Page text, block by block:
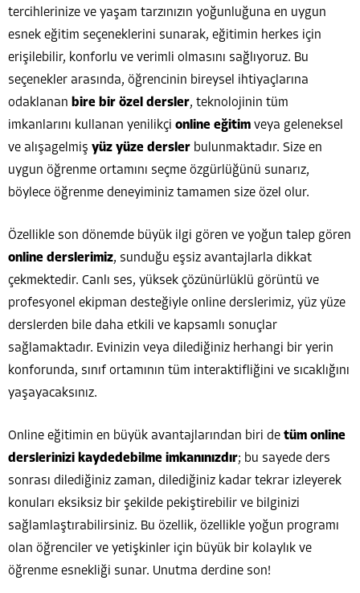
tercihlerinize ve yaşam tarzınızın yoğunluğuna en uygun
esnek eğitim seçeneklerini sunarak, eğitimin herkes için
erişilebilir, konforlu ve verimli olmasını sağlıyoruz. Bu
seçenekler arasında, öğrencinin bireysel ihtiyaçlarına
odaklanan bire bir özel dersler, teknolojinin tüm
imkanlarını kullanan yenilikçi online eğitim veya geleneksel
ve alışagelmiş yüz yüze dersler bulunmaktadır. Size en
uygun öğrenme ortamını seçme özgürlüğünü sunarız,
böylece öğrenme deneyiminiz tamamen size özel olur.
Özellikle son dönemde büyük ilgi gören ve yoğun talep gören
online derslerimiz, sunduğu eşsiz avantajlarla dikkat
çekmektedir. Canlı ses, yüksek çözünürlüklü görüntü ve
profesyonel ekipman desteğiyle online derslerimiz, yüz yüze
derslerden bile daha etkili ve kapsamlı sonuçlar
sağlamaktadır. Evinizin veya dilediğiniz herhangi bir yerin
konforunda, sınıf ortamının tüm interaktifliğini ve sıcaklığını
yaşayacaksınız.
Online eğitimin en büyük avantajlarından biri de tüm online
derslerinizi kaydedebilme imkanınızdır; bu sayede ders
sonrası dilediğiniz zaman, dilediğiniz kadar tekrar izleyerek
konuları eksiksiz bir şekilde pekiştirebilir ve bilginizi
sağlamlaştırabilirsiniz. Bu özellik, özellikle yoğun programı
olan öğrenciler ve yetişkinler için büyük bir kolaylık ve
öğrenme esnekliği sunar. Unutma derdine son!